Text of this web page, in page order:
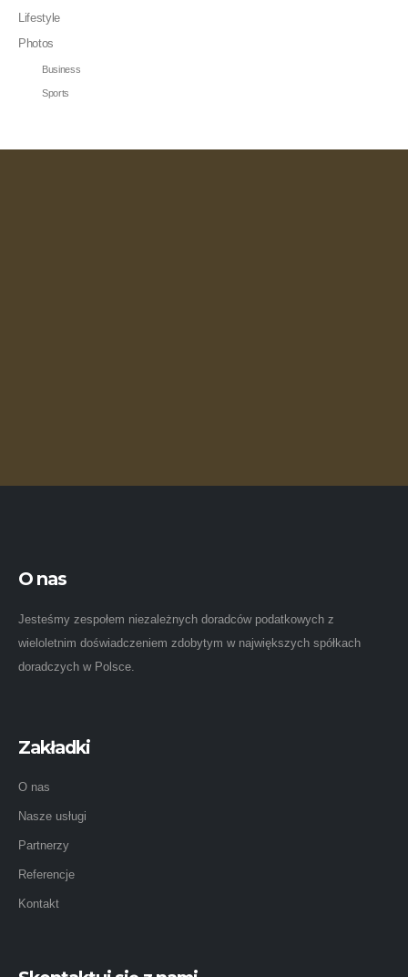
Lifestyle
Photos
Business
Sports
O nas
Jesteśmy zespołem niezależnych doradców podatkowych z
wieloletnim doświadczeniem zdobytym w największych spółkach
doradczych w Polsce.
Zakładki
O nas
Nasze usługi
Partnerzy
Referencje
Kontakt